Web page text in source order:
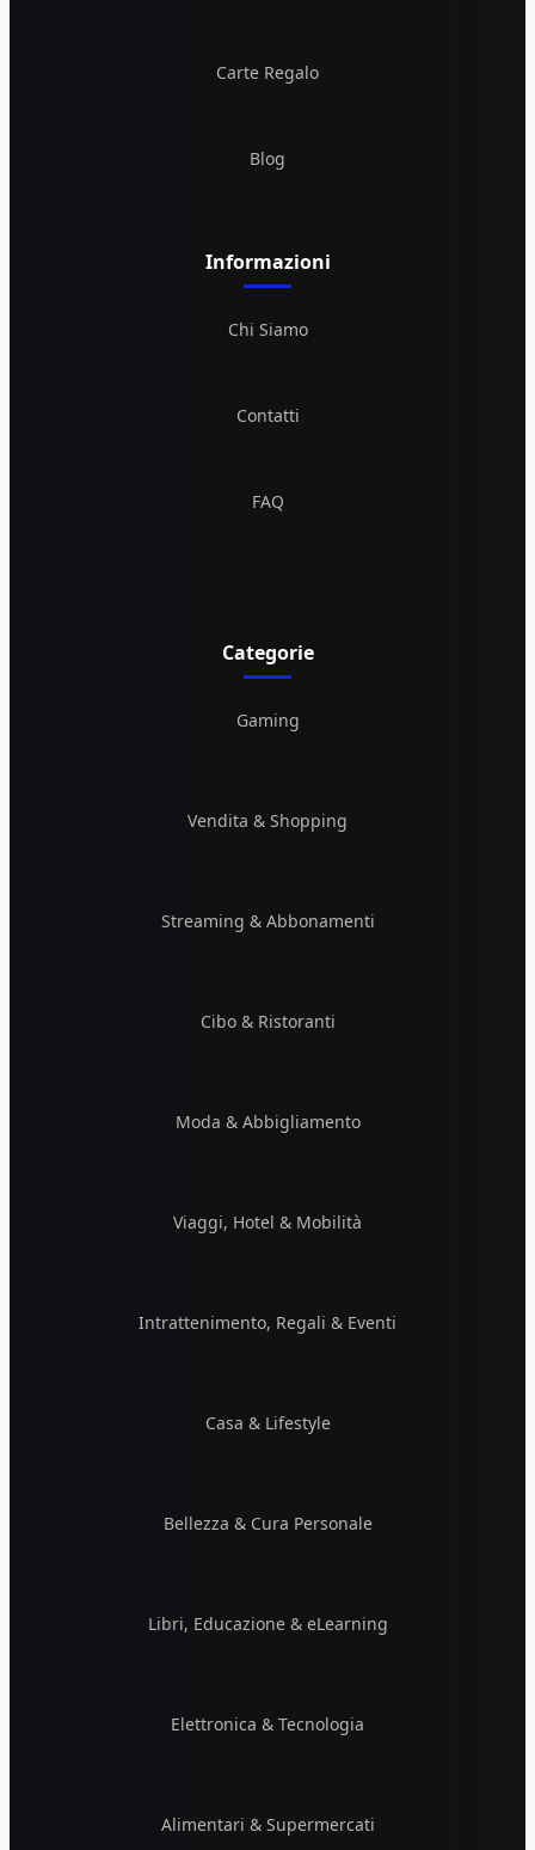
Carte Regalo
Blog
Informazioni
Chi Siamo
Contatti
FAQ
Categorie
Gaming
Vendita & Shopping
Streaming & Abbonamenti
Cibo & Ristoranti
Moda & Abbigliamento
Viaggi, Hotel & Mobilità
Intrattenimento, Regali & Eventi
Casa & Lifestyle
Bellezza & Cura Personale
Libri, Educazione & eLearning
Elettronica & Tecnologia
Alimentari & Supermercati